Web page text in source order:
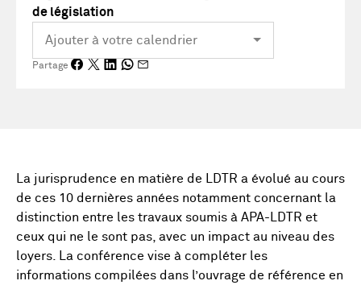
de législation
Partage
La jurisprudence en matière de LDTR a évolué au cours
de ces 10 dernières années notamment concernant la
distinction entre les travaux soumis à APA-LDTR et
ceux qui ne le sont pas, avec un impact au niveau des
loyers. La conférence vise à compléter les
informations compilées dans l’ouvrage de référence en